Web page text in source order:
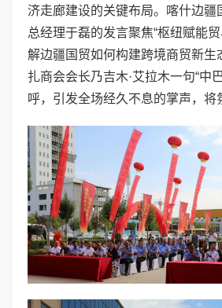
济走廊建设的关键布局。喀什边疆
总经理于磊的发言聚焦“枢纽赋能
解边疆国贸如何构建跨境商贸新生
扎商会会长乃吉木·艾拉木一句“中
呼，引发全场经久不息的掌声，将